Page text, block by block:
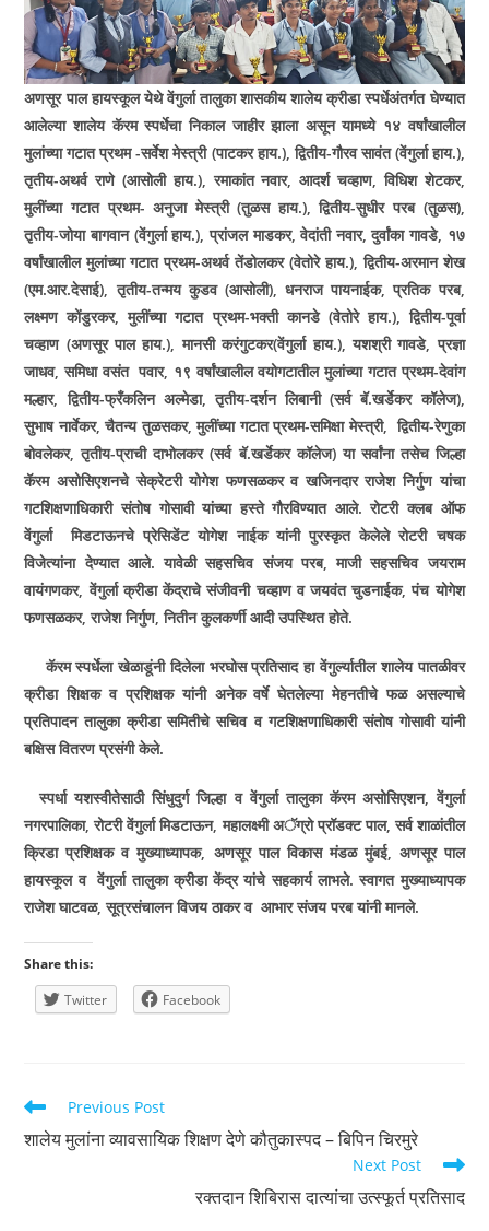
अणसूर पाल हायस्कूल येथे वेंगुर्ला तालुका शासकीय शालेय क्रीडा स्पर्धेअंतर्गत घेण्यात
आलेल्या शालेय कॅरम स्पर्धेचा निकाल जाहीर झाला असून यामध्ये १४ वर्षांखालील
मुलांच्या गटात प्रथम -सर्वेश मेस्त्री (पाटकर हाय.),द्वितीय-गौरव सावंत (वेंगुर्ला हाय.),
तृतीय-अथर्व राणे (आसोली हाय.),रमाकांत नवार,आदर्श चव्हाण,विधिश शेटकर,
मुलींच्या गटात प्रथम- अनुजा मेस्त्री(तुळस हाय.),द्वितीय-सुधीर परब (तुळस),
तृतीय-जोया बागवान (वेंगुर्ला हाय.),प्रांजल माडकर,वेदांती नवार,दुर्वांका गावडे, १७
वर्षांखालील मुलांच्या गटात प्रथम-अथर्व तेंडोलकर (वेतोरे हाय.),द्वितीय-अरमान शेख
(एम.आर.देसाई),तृतीय-तन्मय कुडव (आसोली),धनराज पायनाईक,प्रतिक परब,
लक्ष्मण कोंडुरकर,मुलींच्या गटात प्रथम-भक्ती कानडे (वेतोरे हाय.),द्वितीय-पूर्वा
चव्हाण (अणसूर पाल हाय.),मानसी करंगुटकर(वेंगुर्ला हाय.),यशश्री गावडे,प्रज्ञा
जाधव,समिधा वसंत पवार, १९ वर्षांखालीलवयोगटातील मुलांच्या गटातप्रथम-देवांग
मल्हार,द्वितीय-फ्रँकलिन अल्मेडा,तृतीय-दर्शन लिबानी (सर्व बॅ.खर्डेकर कॉलेज),
सुभाष नार्वेकर,चैतन्य तुळसकर,मुलींच्या गटात प्रथम-समिक्षा मेस्त्री,द्वितीय-रेणुका
बोवलेकर,तृतीय-प्राची दाभोलकर (सर्व बॅ.खर्डेकर कॉलेज) या सर्वांना तसेच जिल्हा
कॅरम असोसिएशनचे सेक्रेटरी योगेश फणसळकर व खजिनदार राजेश निर्गुण यांचा
गटशिक्षणाधिकारी संतोष गोसावी यांच्या हस्ते गौरविण्यात आले. रोटरी क्लब ऑफ
वेंगुर्लामिडटाऊनचे प्रेसिडेंट योगेश नाईक यांनी पुरस्कृत केलेले रोटरी चषक
विजेत्यांना देण्यात आले. यावेळी सहसचिव संजय परब, माजी सहसचिव जयराम
वायंगणकर,वेंगुर्ला क्रीडा केंद्राचे संजीवनी चव्हाण व जयवंत चुडनाईक,पंच योगेश
फणसळकर,राजेश निर्गुण,नितीन कुलकर्णी आदी उपस्थित होते.
कॅरम स्पर्धेला खेळाडूंनी दिलेला भरघोस प्रतिसाद हा वेंगुर्ल्यातील शालेय पातळीवर
क्रीडा शिक्षक व प्रशिक्षक यांनी अनेक वर्षे घेतलेल्या मेहनतीचे फळ असल्याचे
प्रतिपादन तालुका क्रीडा समितीचे सचिव व गटशिक्षणाधिकारी संतोष गोसावी यांनी
बक्षिस वितरण प्रसंगी केले.
स्पर्धा यशस्वीतेसाठी सिंधुदुर्ग जिल्हा व वेंगुर्ला तालुका कॅरम असोसिएशन,वेंगुर्ला
नगरपालिका,रोटरी वेंगुर्ला मिडटाऊन,महालक्ष्मी अॅग्रोप्रॉडक्ट पाल,सर्व शाळांतील
क्रिडा प्रशिक्षक व मुख्याध्यापक, अणसूर पाल विकास मंडळ मुंबई, अणसूर पाल
हायस्कूल व वेंगुर्ला तालुका क्रीडा केंद्र यांचे सहकार्य लाभले. स्वागत मुख्याध्यापक
राजेश घाटवळ,सूत्रसंचालन विजय ठाकर वआभार संजय परब यांनी मानले.
Share this:
Twitter
Facebook
Read
more
articles
Previous Post
शालेय मुलांना व्यावसायिक शिक्षण देणे कौतुकास्पद – बिपिन चिरमुरे
Next Post
रक्तदान शिबिरास दात्यांचा उत्स्फूर्त प्रतिसाद